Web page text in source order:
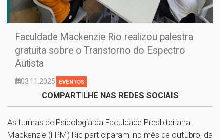
Faculdade Mackenzie Rio realizou palestra
gratuita sobre o Transtorno do Espectro
Autista
03.11.2025 EVENTOS
COMPARTILHE NAS REDES SOCIAIS
As turmas de Psicologia da Faculdade Presbiteriana
Mackenzie (FPM) Rio participaram, no mês de outubro, da